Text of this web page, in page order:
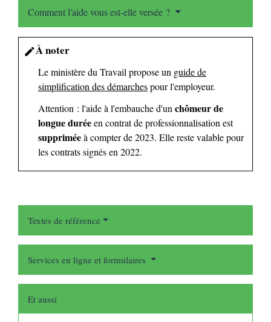
Comment l'aide vous est-elle versée ?
editÀ noter
Le ministère du Travail propose un guide de
simplification des démarchespour l'employeur.
Attention : l'aide à l'embauche d'un chômeur de
longue duréeen contrat de professionnalisation est
suppriméeà compter de 2023. Elle reste valable pour
les contrats signés en 2022.
Textes de référence
Services en ligne et formulaires
Et aussi